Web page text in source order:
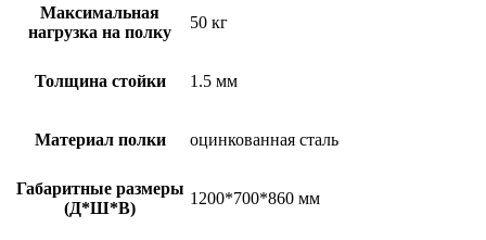
Максимальная
нагрузка на полку
50 кг
Толщина стойки 1.5 мм
Материал полки оцинкованная сталь
Габаритные размеры
(Д*Ш*В)
1200*700*860 мм